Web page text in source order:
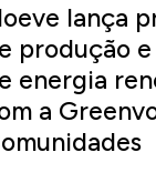
lança
produção
energia
a